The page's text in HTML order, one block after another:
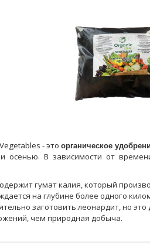
- этоорганическое
осенью. В зависимости от
гумат калия, который
на глубине более одного
заготовить леонардит, но
чем природная добыча.